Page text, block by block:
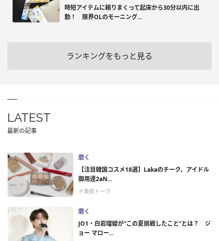
時短アイテムに頼りまくって起床から30分以内に出
勤！ 限界OLのモーニング...
ランキングをもっと見る
LATEST
最新の記事
磨く
【注目韓国コスメ18選】Lakaのチーク、アイドル
御用達2aN...
＃美欲トーク
磨く
JO1・白岩瑠姫が“この夏挑戦したこと”とは？ ジ
ョー マロー...